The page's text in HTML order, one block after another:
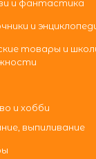
и фантастика
и
товары и
и хобби
выпиливание